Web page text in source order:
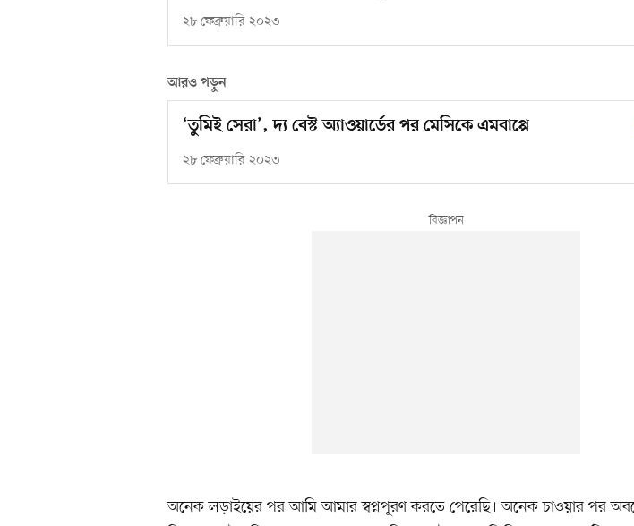
২৮ ফেব্রুয়ারি ২০২৩
আরও পড়ুন
‘তুমিই সেরা’, দ্য বেস্ট অ্যাওয়ার্ডের পর মেসিকে এমবাপ্পে
২৮ ফেব্রুয়ারি ২০২৩
অনেক লড়াইয়ের পর আমি আমার স্বপ্নপূরণ করতে পেরেছি। অনেক চাওয়ার পর